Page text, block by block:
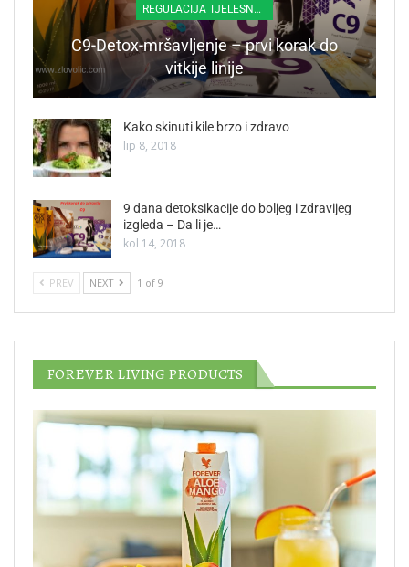
REGULACIJA TJELESNE TEŽINE
C9-Detox-mršavljenje – prvi korak do
vitkije linije
Kako skinuti kile brzo i zdravo
lip 8, 2018
9 dana detoksikacije do boljeg i zdravijeg
izgleda – Da li je…
kol 14, 2018
PREV NEXT 1 of 9
FOREVER LIVING PRODUCTS